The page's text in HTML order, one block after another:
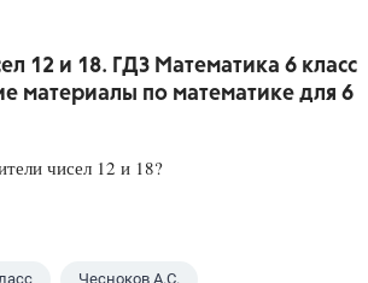
12 и 18. ГДЗ Математика 6 класс
материалы по математике для 6
чисел 12 и 18?
Чесноков А.С.